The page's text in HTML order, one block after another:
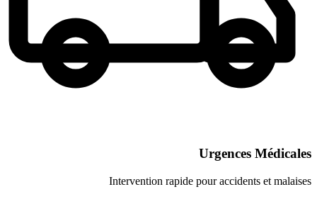
Intervention rapide pour